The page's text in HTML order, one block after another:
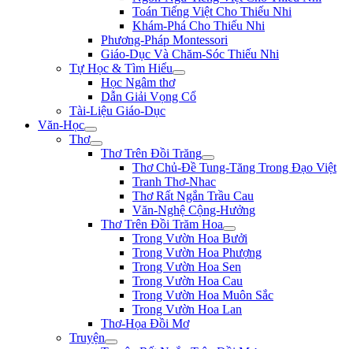
Toán Tiếng Việt Cho Thiếu Nhi
Khám-Phá Cho Thiếu Nhi
Phương-Pháp Montessori
Giáo-Dục Và Chăm-Sóc Thiếu Nhi
Tự Học & Tìm Hiểu
Học Ngâm thơ
Dẫn Giải Vọng Cổ
Tài-Liệu Giáo-Dục
Văn-Học
Thơ
Thơ Trên Đồi Trăng
Thơ Chủ-Đề Tung-Tăng Trong Đạo Việt
Tranh Thơ-Nhac
Thơ Rất Ngắn Trầu Cau
Văn-Nghệ Cộng-Hưởng
Thơ Trên Đồi Trăm Hoa
Trong Vườn Hoa Bưởi
Trong Vườn Hoa Phượng
Trong Vườn Hoa Sen
Trong Vườn Hoa Cau
Trong Vườn Hoa Muôn Sắc
Trong Vườn Hoa Lan
Thơ-Họa Đồi Mơ
Truyện